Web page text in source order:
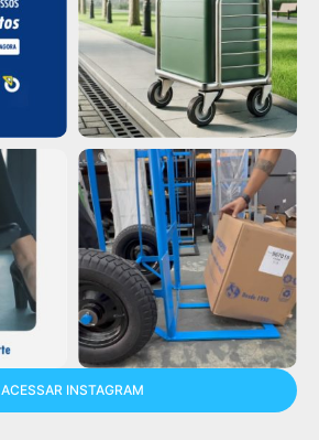
ACESSAR INSTAGRAM